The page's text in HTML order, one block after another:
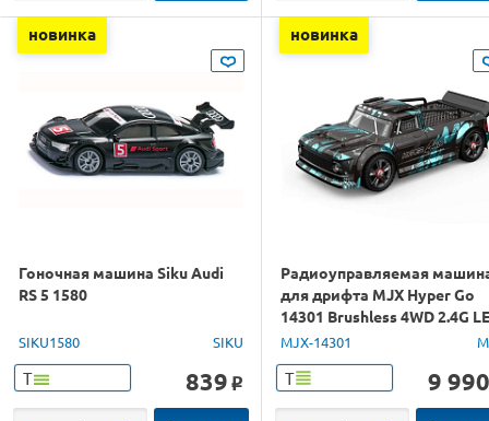
новинка
Гоночная машина Siku Audi
RS 5 1580
SIKU1580 SIKU
Т 839 o
новинка
Радиоуправляемая
для дрифта MJX Hyper Go
14301 Brushless 4WD 2.4G
1/14 RTR
MJX-14301
Т 9 990